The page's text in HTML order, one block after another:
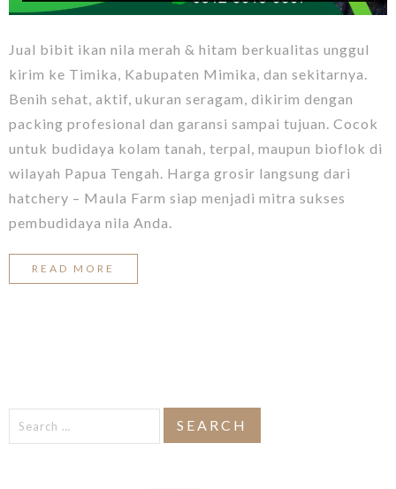
Jual bibit ikan nila merah & hitam berkualitas unggul
kirim ke Timika, Kabupaten Mimika, dan sekitarnya.
Benih sehat, aktif, ukuran seragam, dikirim dengan
packing profesional dan garansi sampai tujuan. Cocok
untuk budidaya kolam tanah, terpal, maupun bioflok di
wilayah Papua Tengah. Harga grosir langsung dari
hatchery – Maula Farm siap menjadi mitra sukses
pembudidaya nila Anda.
READ MORE
Search
for: